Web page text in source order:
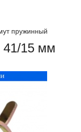
пружинный
15 мм